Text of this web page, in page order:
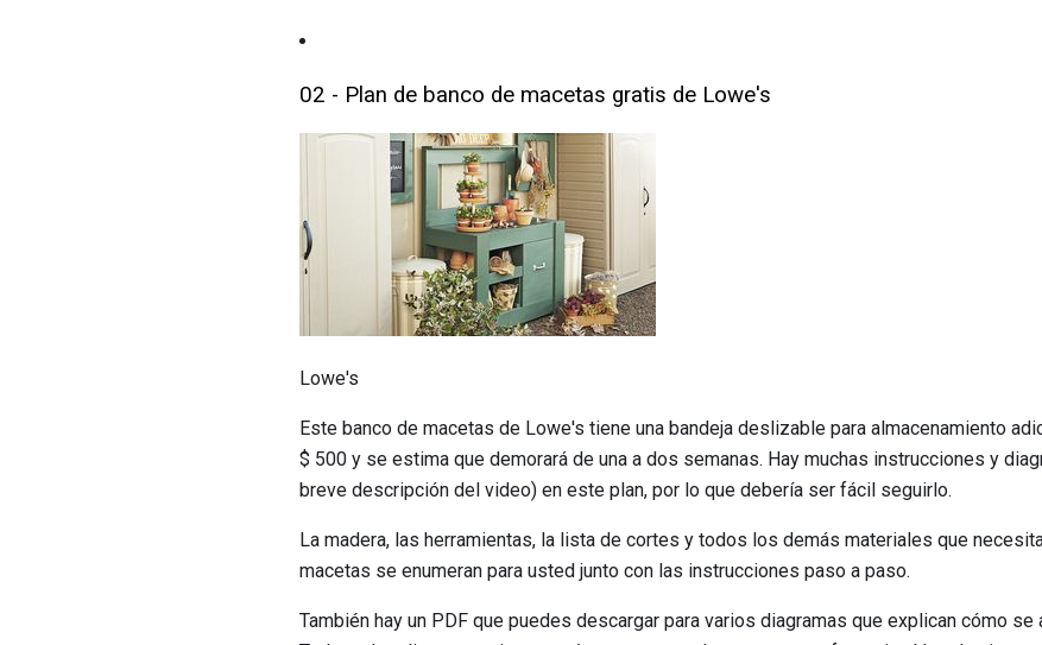
02 - Plan de banco de macetas gratis de Lowe's
Lowe's
Este banco de macetas de Lowe's tiene una bandeja deslizable para almacenamiento
$ 500 y se estima que demorará de una a dos semanas. Hay muchas instrucciones y
breve descripción del video) en este plan, por lo que debería ser fácil seguirlo.
La madera, las herramientas, la lista de cortes y todos los demás materiales que
macetas se enumeran para usted junto con las instrucciones paso a paso.
También hay un PDF que puedes descargar para varios diagramas que explican cómo se